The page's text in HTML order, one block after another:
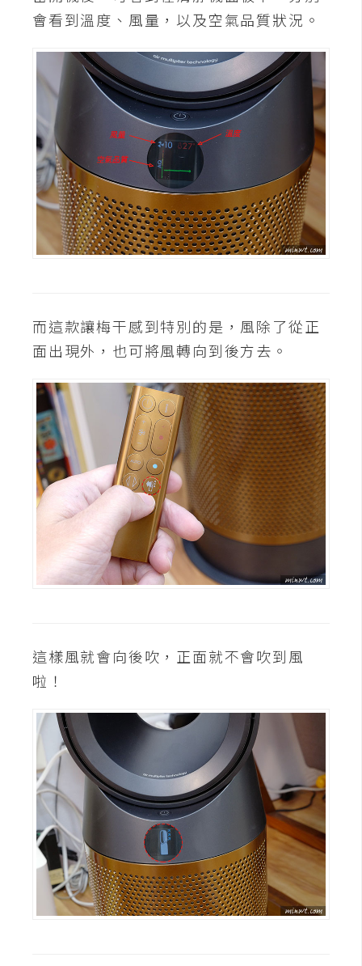
會看到溫度、風量，以及空氣品質狀況。
而這款讓梅干感到特別的是，風除了從正
面出現外，也可將風轉向到後方去。
這樣風就會向後吹，正面就不會吹到風
啦！